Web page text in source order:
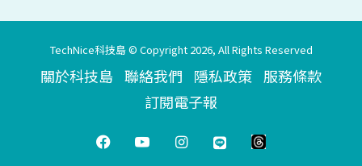
TechNice科技島 © Copyright 2026, All Rights Reserved
關於科技島 聯絡我們 隱私政策 服務條款
訂閱電子報